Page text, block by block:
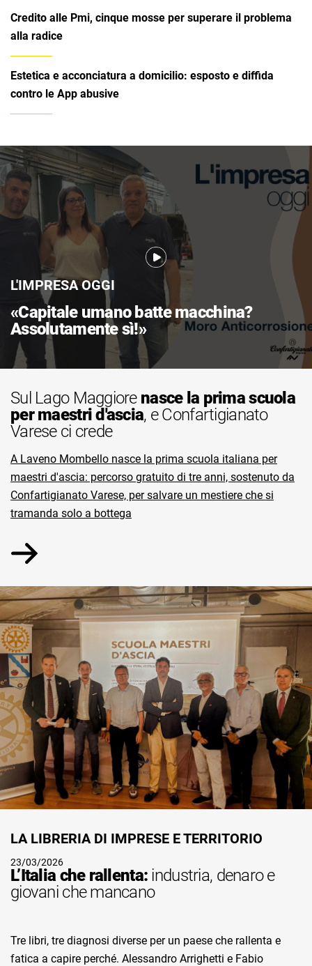
Credito alle Pmi, cinque mosse per superare il problema
alla radice
Estetica e acconciatura a domicilio: esposto e diffida
contro le App abusive
L'IMPRESA OGGI
«Capitale umano batte macchina?
Assolutamente sì!»
Sul Lago Maggiore nasce la prima scuola
per maestri d'ascia, e Confartigianato
Varese ci crede
A Laveno Mombello nasce la prima scuola italiana per
maestri d'ascia: percorso gratuito di tre anni, sostenuto da
Confartigianato Varese, per salvare un mestiere che si
tramanda solo a bottega
LA LIBRERIA DI IMPRESE E TERRITORIO
23/03/2026
L’Italia che rallenta: industria, denaro e
giovani che mancano
Tre libri, tre diagnosi diverse per un paese che rallenta e
fatica a capire perché. Alessandro Arrighetti e Fabio